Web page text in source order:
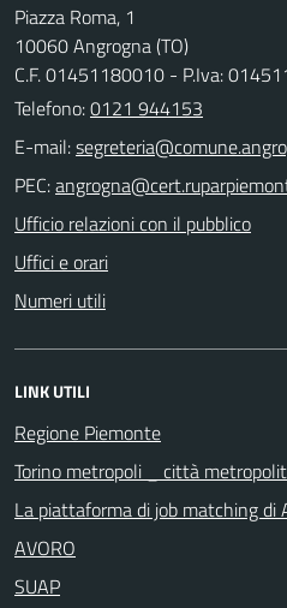
Piazza Roma, 1
10060 Angrogna (TO)
C.F. 01451180010 - P.Iva:
Telefono:0121 944153
E-mail:
PEC:
Ufficio relazioni con il pubblico
Uffici e orari
Numeri utili
LINK UTILI
Regione Piemonte
Torino metropoli _ città
La piattaforma di job matching di
AVORO
SUAP